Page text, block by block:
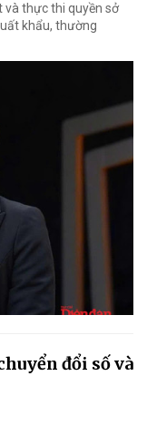
và thực thi quyền sở
khẩu, thường
đổi số và